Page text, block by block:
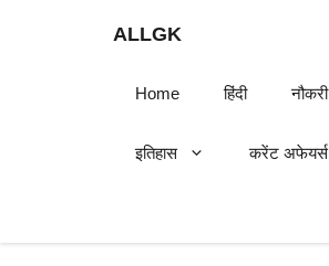
ALLGK
Home हिंदी नौकरी
इतिहास करेंट अफेयर्स